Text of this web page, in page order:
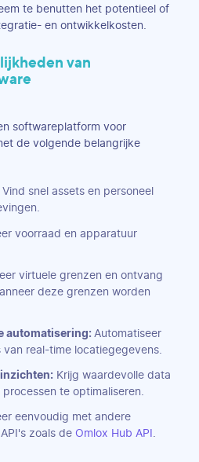
te benutten het potentieel of
en ontwikkelkosten.
van
softwareplatform voor
de volgende belangrijke
Vind snel assets en personeel
voorraad en apparatuur
virtuele grenzen en ontvang
deze grenzen worden
automatisering: Automatiseer
real-time locatiegegevens.
Krijg waardevolle data
te optimaliseren.
eenvoudig met andere
zoals de Omlox Hub API .